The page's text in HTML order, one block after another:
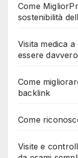
Come
sostenibilità
Visita medica
essere
Come
backlink
Come
Visite e